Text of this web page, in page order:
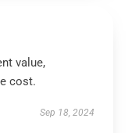
value,
cost.
Sep 18, 2024